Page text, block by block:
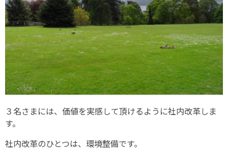
３名さまには、価値を実感して頂けるように社内改革しま
す。
社内改革のひとつは、環境整備です。